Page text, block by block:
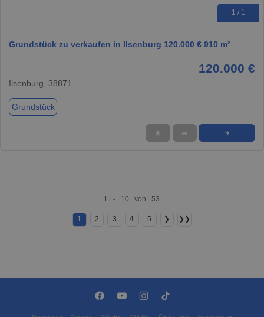
1 / 1
Grundstück zu verkaufen in Ilsenburg 120.000 € 910 m²
120.000 €
Ilsenburg, 38871
Grundstück
★ ➦ ➜
1 - 10 von 53
1 2 3 4 5 ❯ ❯❯